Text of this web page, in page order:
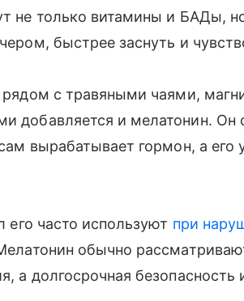
не только витамины и БАДы,
быстрее заснуть и
рядом с травяными чаями,
добавляется и мелатонин. Он
вырабатывает гормон, а его
его часто используют при
обычно
а долгосрочная безопасность